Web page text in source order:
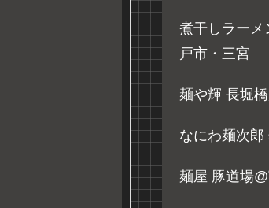
煮干しラーメ
戸市・三宮
麺や輝 長堀
なにわ麺次郎
麺屋 豚道場